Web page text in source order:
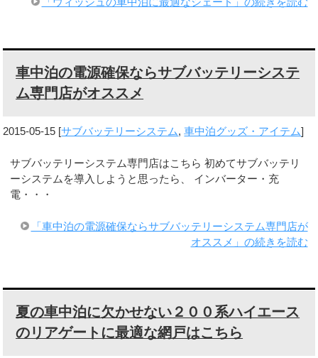
車中泊の電源確保ならサブバッテリーシステ
ム専門店がオススメ
2015-05-15 [サブバッテリーシステム,車中泊グッズ・アイテム]
サブバッテリーシステム専門店はこちら 初めてサブバッテリ
ーシステムを導入しようと思ったら、 インバーター・充
電・・・
「車中泊の電源確保ならサブバッテリーシステム専門店が
オススメ」の続きを読む
夏の車中泊に欠かせない２００系ハイエース
のリアゲートに最適な網戸はこちら